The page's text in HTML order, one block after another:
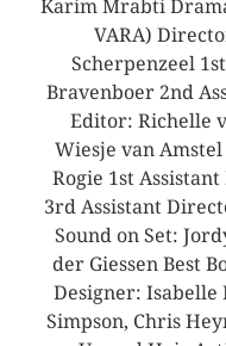
Karim Mrabti
VARA)
Scherpenzeel
Bravenboer 2nd
Editor: Richelle
Wiesje van Amstel
Rogie 1st
3rd Assistant
Sound on Set:
der Giessen Best
Designer: Isabelle
Simpson, Chris